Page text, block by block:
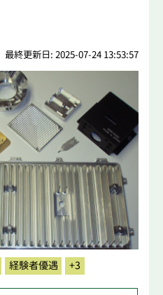
最終更新日: 2025-07-24 13:53:57
経験者優遇 +3